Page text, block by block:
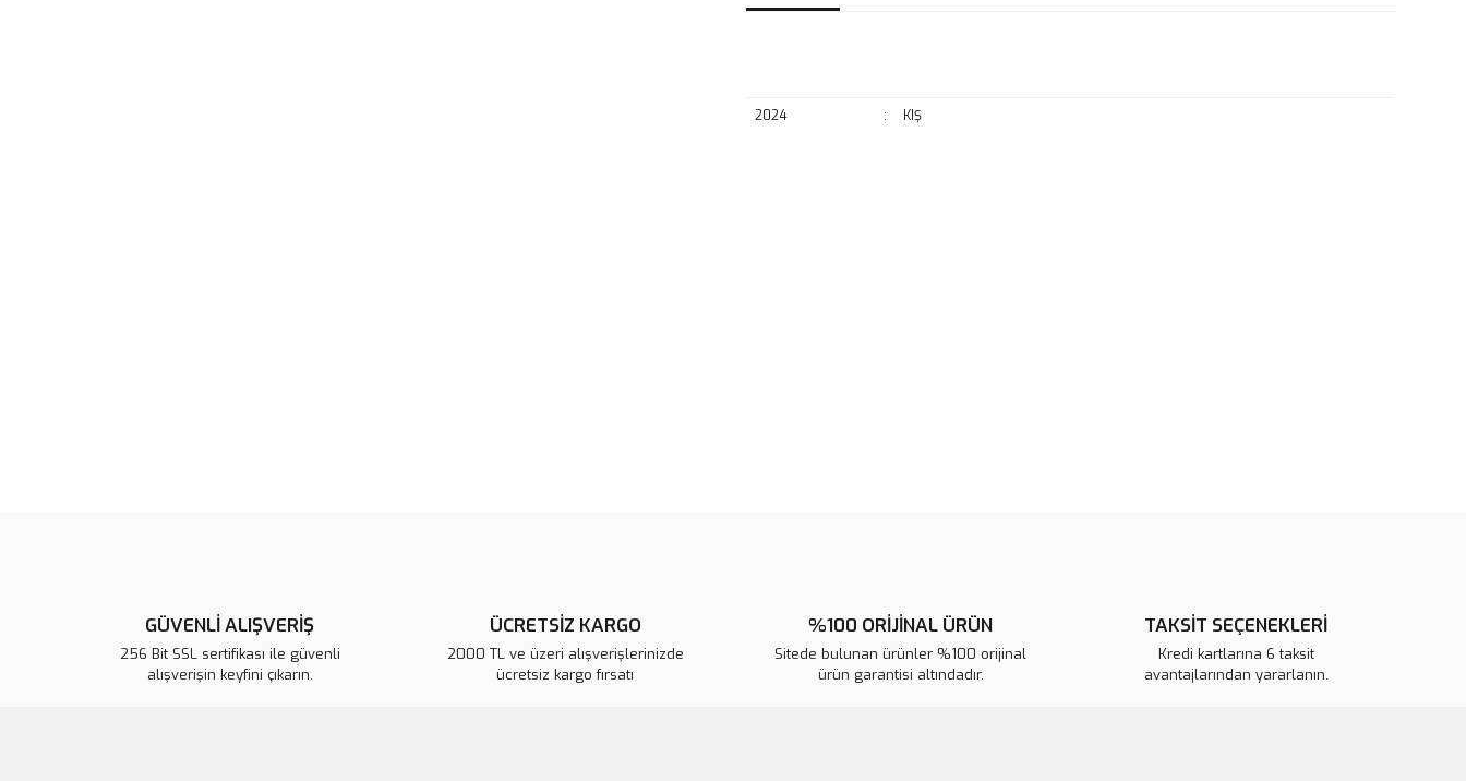
2024 : KIŞ
GÜVENLİ ALIŞVERİŞ
256 Bit SSL sertifikası ile güvenli
alışverişin keyfini çıkarın.
ÜCRETSİZ KARGO
2000 TL ve üzeri alışverişlerinizde
ücretsiz kargo fırsatı
%100 ORİJİNAL ÜRÜN
Sitede bulunan ürünler %100 orijinal
ürün garantisi altındadır.
TAKSİT SEÇENEKLERİ
Kredi kartlarına 6 taksit
avantajlarından yararlanın.